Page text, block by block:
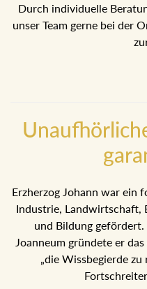
Durch individuelle
unser Team gerne bei der
Erzherzog Johann war ein
Industrie, Landwirtschaft,
und Bildung
Joanneum gründete er
„die Wissbegierde